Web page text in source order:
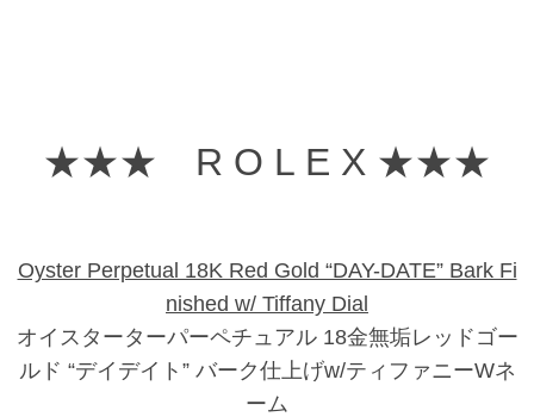
★★★ R O L E X ★★★
Oyster Perpetual 18K Red Gold “DAY-DATE” Bark Fi
nished w/ Tiffany Dial
オイスターターパーペチュアル 18金無垢レッドゴー
ルド “デイデイト” バーク仕上げw/ティファニーWネ
ーム